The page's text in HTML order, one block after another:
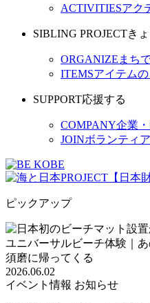
ACTIVITIESアク
SIBLING PROJECTき
ORGANIZE まち
ITEMSアイテム
SUPPORT応援する
COMPANY企業
JOINボランティ
ピックアップ
2026.06.02
イベント情報 お知らせ